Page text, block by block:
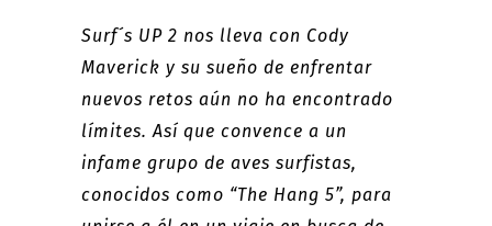
Surf´s UP 2 nos lleva con Cody
Maverick y su sueño de enfrentar
nuevos retos aún no ha encontrado
límites. Así que convence a un
infame grupo de aves surfistas,
conocidos como “The Hang 5”, para